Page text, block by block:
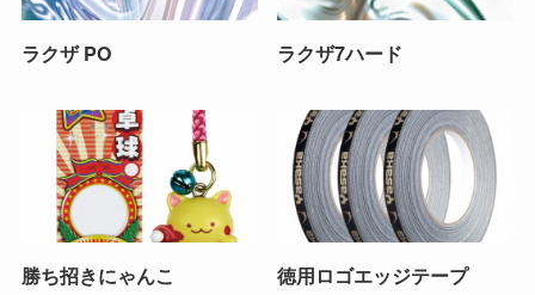
ラクザ PO ラクザ7ハード
勝ち招きにゃんこ 徳用ロゴエッジテープ